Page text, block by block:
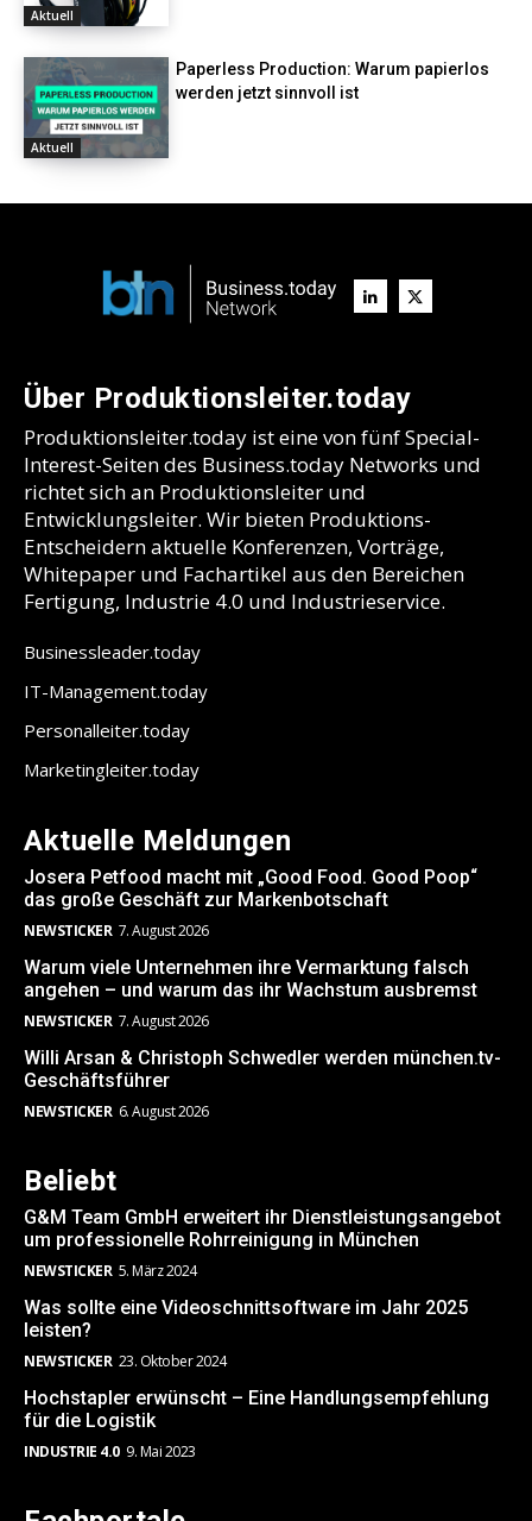
Aktuell
Aktuell
Paperless Production: Warum papierlos
werden jetzt sinnvoll ist
Über Produktionsleiter.today
Produktionsleiter.today ist eine von fünf Special-
Interest-Seiten des Business.today Networks und
richtet sich an Produktionsleiter und
Entwicklungsleiter. Wir bieten Produktions-
Entscheidern aktuelle Konferenzen, Vorträge,
Whitepaper und Fachartikel aus den Bereichen
Fertigung, Industrie 4.0 und Industrieservice.
Businessleader.today
IT-Management.today
Personalleiter.today
Marketingleiter.today
Aktuelle Meldungen
Josera Petfood macht mit „Good Food. Good Poop“
das große Geschäft zur Markenbotschaft
NEWSTICKER 7. August 2026
Warum viele Unternehmen ihre Vermarktung falsch
angehen – und warum das ihr Wachstum ausbremst
NEWSTICKER 7. August 2026
Willi Arsan & Christoph Schwedler werden münchen.tv-
Geschäftsführer
NEWSTICKER 6. August 2026
Beliebt
G&M Team GmbH erweitert ihr Dienstleistungsangebot
um professionelle Rohrreinigung in München
NEWSTICKER 5. März 2024
Was sollte eine Videoschnittsoftware im Jahr 2025
leisten?
NEWSTICKER 23. Oktober 2024
Hochstapler erwünscht – Eine Handlungsempfehlung
für die Logistik
INDUSTRIE 4.0 9. Mai 2023